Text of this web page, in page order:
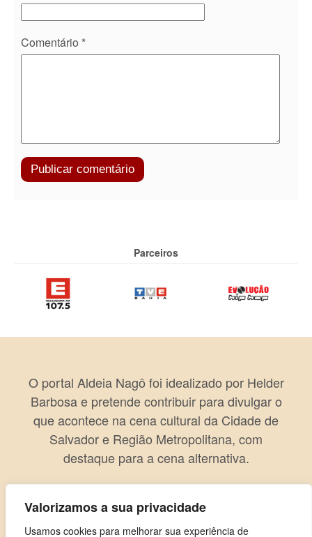
Valorizamos a sua privacidade
Usamos cookies para melhorar sua experiência de
Comentário *
Parceiros
O portal Aldeia Nagô foi idealizado por Helder
Barbosa e pretende contribuir para divulgar o
que acontece na cena cultural da Cidade de
Salvador e Região Metropolitana, com
destaque para a cena alternativa.